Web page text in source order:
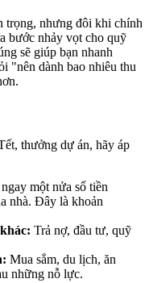
trọng, nhưng đôi khi chính
bước nhảy vọt cho quỹ
sẽ giúp bạn nhanh
"nên dành bao nhiêu thu
thưởng dự án, hãy áp
một nửa số tiền
nhà. Đây là khoản
Trả nợ, đầu tư, quỹ
Mua sắm, du lịch, ăn
những nỗ lực.